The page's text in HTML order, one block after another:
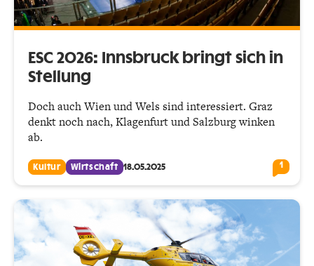
ESC 2026: Innsbruck bringt sich in
Stellung
Doch auch Wien und Wels sind interessiert. Graz
denkt noch nach, Klagenfurt und Salzburg winken
ab.
Kultur Wirtschaft 18.05.2025 1